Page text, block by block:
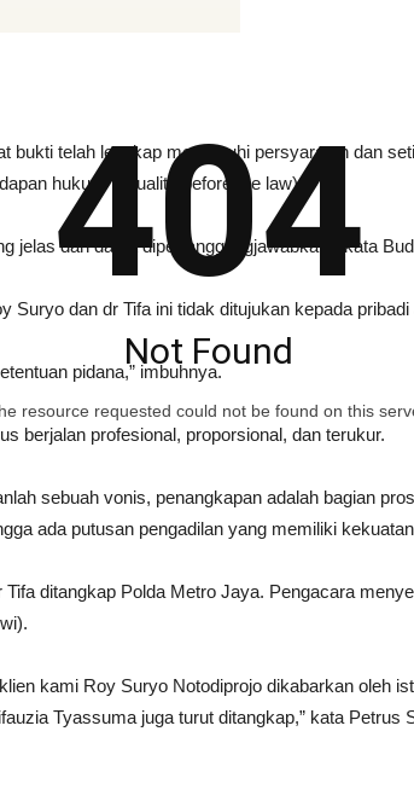
bukti telah lengkap memenuhi persyaratan dan
hukum (equality before the law).
jelas dan dapat dipertanggungjawabkan,” kata
dan dr Tifa ini tidak ditujukan kepada
pidana,” imbuhnya.
berjalan profesional, proporsional, dan terukur.
sebuah vonis, penangkapan adalah bagian
ada putusan pengadilan yang memiliki
ditangkap Polda Metro Jaya. Pengacara
kami Roy Suryo Notodiprojo dikabarkan oleh
Tyassuma juga turut ditangkap,” kata Petrus
404
Not Found
resource requested could not be found on this